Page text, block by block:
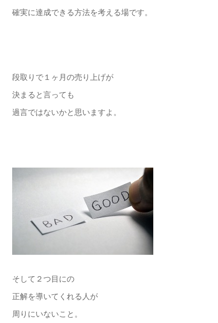
確実に達成できる方法を考える場です。
段取りで１ヶ月の売り上げが
決まると言っても
過言ではないかと思いますよ。
そして２つ目にの
正解を導いてくれる人が
周りにいないこと。